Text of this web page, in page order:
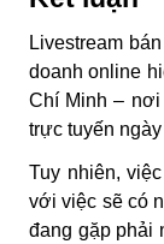
Livestream
doanh online
Chí Minh –
trực tuyến
Tuy nhiên,
với việc sẽ có
đang gặp phải